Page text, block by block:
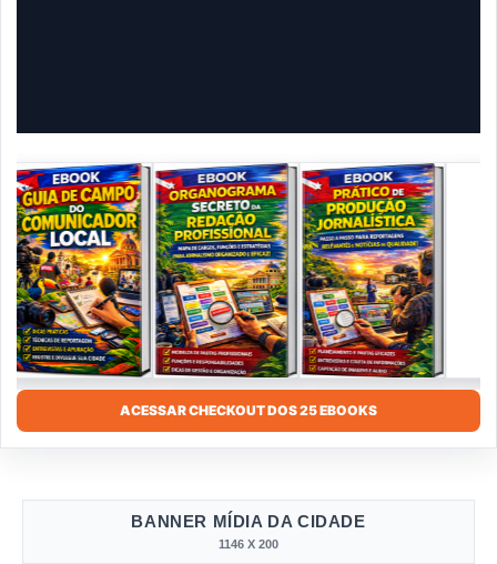
ACESSAR CHECKOUT DOS 25 EBOOKS
BANNER MÍDIA DA CIDADE
1146 X 200